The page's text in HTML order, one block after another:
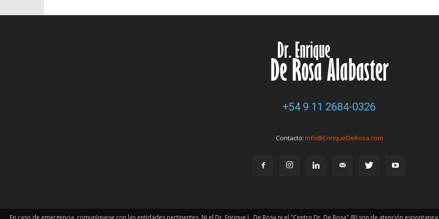
+54 9 11 2684-0326
Contacto: Info@EnriqueDeRosa.com
En caso de emergencia, comuníquese con las entidades pertinentes. Ni el Dr. Enrique L. De Rosa ni el "Centro Dr. De Rosa" (R) son de atención